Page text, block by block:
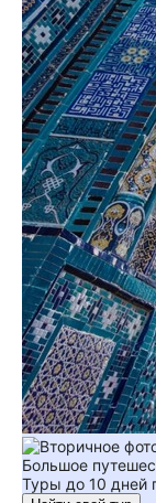
Большое
Туры до 10 дней